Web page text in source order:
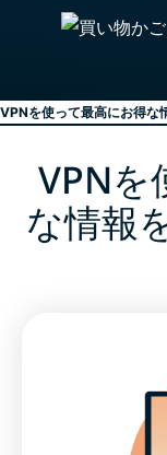
VPNを使って最高にお得な
VPNを使って最
VPNを使ったオ
フライト費用を
ホテル代を節約
VPNを
な情報